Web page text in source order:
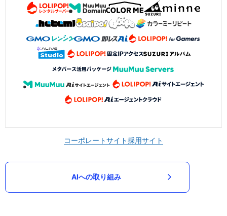
コーポレートサイト採用サイト
AIへの取り組み